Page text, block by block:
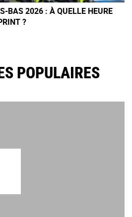
BAS 2026 : À QUELLE HEURE
?
POPULAIRES